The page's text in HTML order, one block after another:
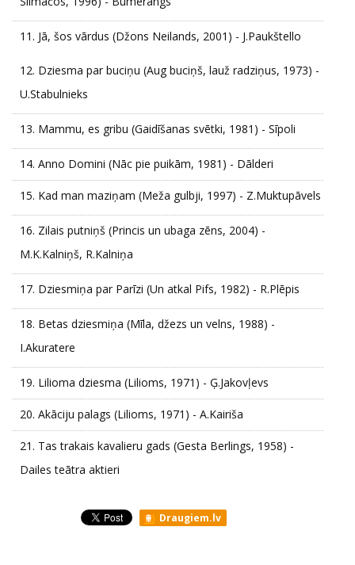
11. Jā, šos vārdus (Džons Neilands, 2001) - J.Paukštello
12. Dziesma par buciņu (Aug buciņš, lauž radziņus, 1973) -
U.Stabulnieks
13. Mammu, es gribu (Gaidīšanas svētki, 1981) - Sīpoli
14. Anno Domini (Nāc pie puikām, 1981) - Dālderi
15. Kad man maziņam (Meža gulbji, 1997) - Z.Muktupāvels
16. Zilais putniņš (Princis un ubaga zēns, 2004) -
M.K.Kalniņš, R.Kalniņa
17. Dziesmiņa par Parīzi (Un atkal Pifs, 1982) - R.Plēpis
18. Betas dziesmiņa (Mīla, džezs un velns, 1988) -
I.Akuratere
19. Lilioma dziesma (Lilioms, 1971) - Ģ.Jakovļevs
20. Akāciju palags (Lilioms, 1971) - A.Kairiša
21. Tas trakais kavalieru gads (Gesta Berlings, 1958) -
Dailes teātra aktieri
Draugiem.lv